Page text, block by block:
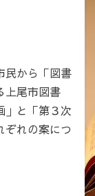
民から「図書
上尾市図書
」と「第３次
ぞれの案につ